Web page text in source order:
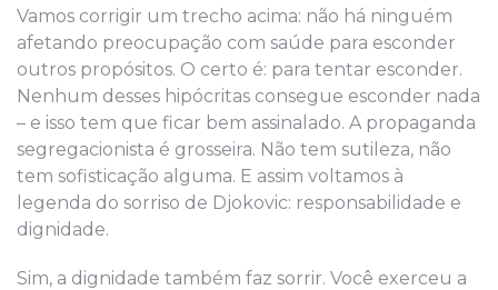
Vamos corrigir um trecho acima: não há ninguém
afetando preocupação com saúde para esconder
outros propósitos. O certo é: para tentar esconder.
Nenhum desses hipócritas consegue esconder nada
– e isso tem que ficar bem assinalado. A propaganda
segregacionista é grosseira. Não tem sutileza, não
tem sofisticação alguma. E assim voltamos à
legenda do sorriso de Djokovic: responsabilidade e
dignidade.
Sim, a dignidade também faz sorrir. Você exerceu a